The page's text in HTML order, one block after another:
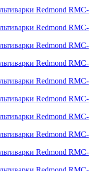
Redmond RMC-
Redmond RMC-
Redmond RMC-
Redmond RMC-
Redmond RMC-
Redmond RMC-
Redmond RMC-
Redmond RMC-
Redmond RMC-